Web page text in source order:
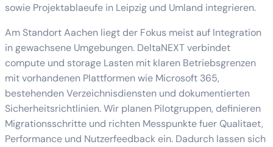
sowie Projektablaeufe in Leipzig und Umland integrieren.
Am Standort Aachen liegt der Fokus meist auf Integration
in gewachsene Umgebungen. DeltaNEXT verbindet
compute und storage Lasten mit klaren Betriebsgrenzen
mit vorhandenen Plattformen wie Microsoft 365,
bestehenden Verzeichnisdiensten und dokumentierten
Sicherheitsrichtlinien. Wir planen Pilotgruppen, definieren
Migrationsschritte und richten Messpunkte fuer Qualitaet,
Performance und Nutzerfeedback ein. Dadurch lassen sich